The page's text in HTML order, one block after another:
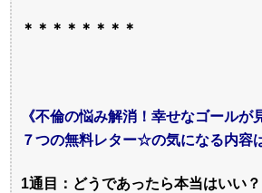
＊＊＊＊＊＊＊＊
《不倫の悩み解消！幸せなゴールが
７つの無料レター☆の気になる内容
1通目：どうであったら本当はいい？